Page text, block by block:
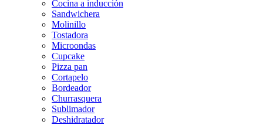
Cocina a inducción
Sandwichera
Molinillo
Tostadora
Microondas
Cupcake
Pizza pan
Cortapelo
Bordeador
Churrasquera
Sublimador
Deshidratador